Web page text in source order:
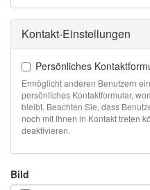
Kontakt-Einstellungen
Persönliches
Ermöglicht anderen Benutzern
persönliches Kontaktformular,
bleibt. Beachten Sie, dass
noch mit Ihnen in Kontakt treten
deaktivieren.
Bild